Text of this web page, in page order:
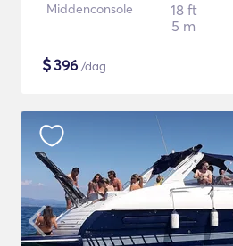
Middenconsole
18 ft
5 m
$396 /dag